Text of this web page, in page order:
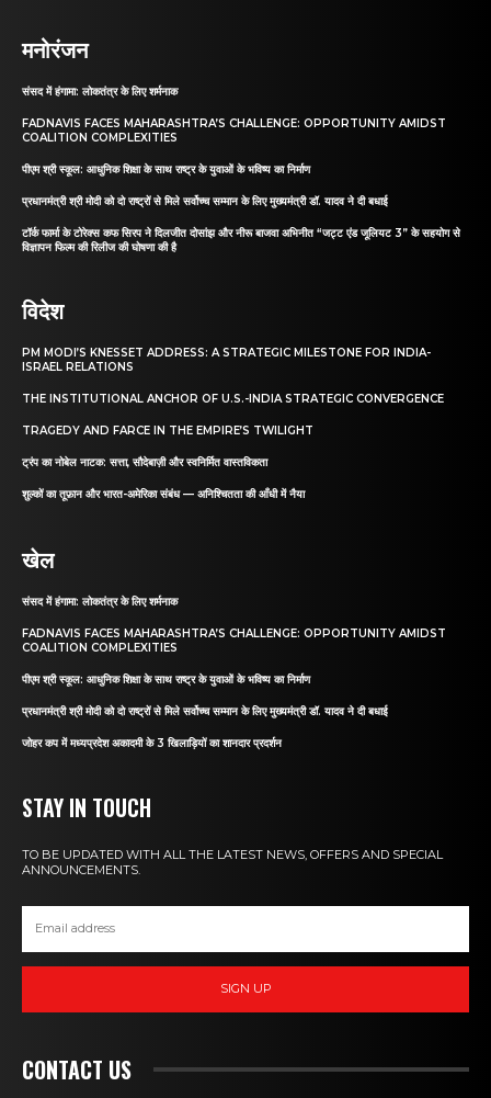
मनोरंजन
संसद में हंगामा: लोकतंत्र के लिए शर्मनाक
FADNAVIS FACES MAHARASHTRA’S CHALLENGE: OPPORTUNITY AMIDST
COALITION COMPLEXITIES
पीएम श्री स्कूल: आधुनिक शिक्षा के साथ राष्ट्र के युवाओं के भविष्य का निर्माण
प्रधानमंत्री श्री मोदी को दो राष्ट्रों से मिले सर्वोच्च सम्मान के लिए मुख्यमंत्री डॉ. यादव ने दी बधाई
टॉर्क फार्मा के टोरेक्स कफ सिरप ने दिलजीत दोसांझ और नीरू बाजवा अभिनीत “जट्ट एंड जूलियट 3” के सहयोग से
विज्ञापन फिल्म की रिलीज की घोषणा की है
विदेश
PM MODI’S KNESSET ADDRESS: A STRATEGIC MILESTONE FOR INDIA-
ISRAEL RELATIONS
THE INSTITUTIONAL ANCHOR OF U.S.-INDIA STRATEGIC CONVERGENCE
TRAGEDY AND FARCE IN THE EMPIRE’S TWILIGHT
ट्रंप का नोबेल नाटक: सत्ता, सौदेबाज़ी और स्वनिर्मित वास्तविकता
शुल्कों का तूफ़ान और भारत-अमेरिका संबंध — अनिश्चितता की आँधी में नैया
खेल
संसद में हंगामा: लोकतंत्र के लिए शर्मनाक
FADNAVIS FACES MAHARASHTRA’S CHALLENGE: OPPORTUNITY AMIDST
COALITION COMPLEXITIES
पीएम श्री स्कूल: आधुनिक शिक्षा के साथ राष्ट्र के युवाओं के भविष्य का निर्माण
प्रधानमंत्री श्री मोदी को दो राष्ट्रों से मिले सर्वोच्च सम्मान के लिए मुख्यमंत्री डॉ. यादव ने दी बधाई
जोहर कप में मध्यप्रदेश अकादमी के 3 खिलाड़ियों का शानदार प्रदर्शन
STAY IN TOUCH
TO BE UPDATED WITH ALL THE LATEST NEWS, OFFERS AND SPECIAL
ANNOUNCEMENTS.
SIGN UP
CONTACT US